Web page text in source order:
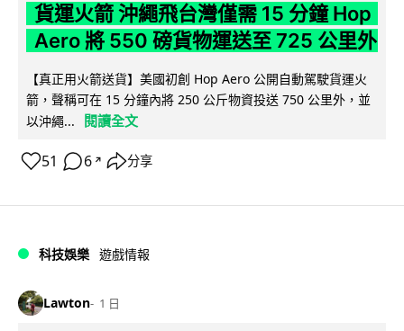
貨運火箭 沖繩飛台灣僅需 15 分鐘 Hop
Aero 將 550 磅貨物運送至 725 公里外
【真正用火箭送貨】美國初創 Hop Aero 公開自動駕駛貨運火
箭，聲稱可在 15 分鐘內將 250 公斤物資投送 750 公里外，並
以沖繩...
閱讀全文
51 6 ↗ 分享
科技娛樂 遊戲情報
Lawton 1 日